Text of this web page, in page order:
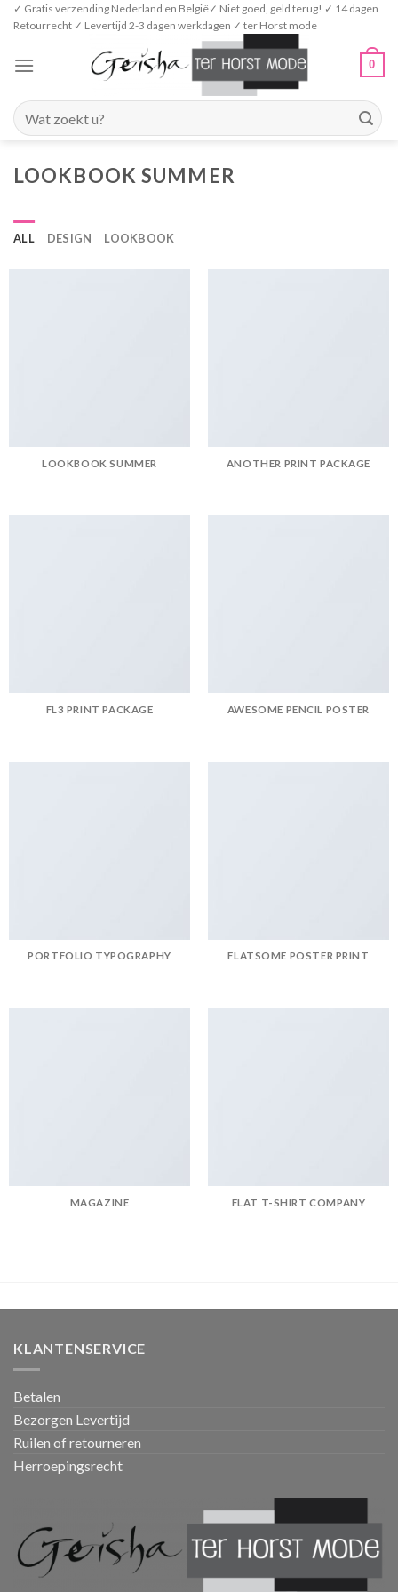
Skip✓ Gratis verzending Nederland en België✓ Niet goed, geld terug! ✓ 14 dagen
Retourrecht ✓ Levertijd 2-3 dagen werkdagen ✓ ter Horst mode
0
Zoeken
naar:
LOOKBOOK SUMMER
ALL DESIGN LOOKBOOK
LOOKBOOK SUMMER ANOTHER PRINT PACKAGE
FL3 PRINT PACKAGE AWESOME PENCIL POSTER
PORTFOLIO TYPOGRAPHY FLATSOME POSTER PRINT
MAGAZINE FLAT T-SHIRT COMPANY
KLANTENSERVICE
Betalen
Bezorgen Levertijd
Ruilen of retourneren
Herroepingsrecht